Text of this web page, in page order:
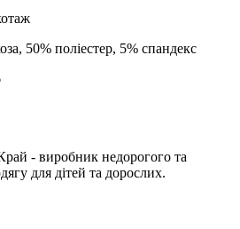
50% поліестер, 5% спандекс
- виробник недорогого та
для дітей та дорослих.